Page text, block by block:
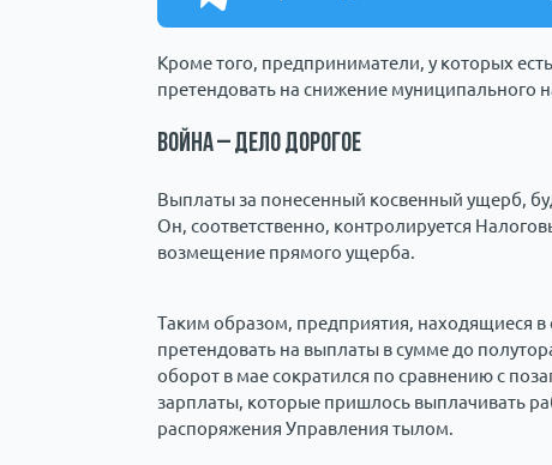
Кроме того, предприниматели, у которых
претендовать на снижение муниципального
Война – дело дорогое
Выплаты за понесенный косвенный ущерб,
Он, соответственно, контролируется
возмещение прямого ущерба.
Таким образом, предприятия, находящиеся в
претендовать на выплаты в сумме до
оборот в мае сократился по сравнению с
зарплаты, которые пришлось выплачивать
распоряжения Управления тылом.